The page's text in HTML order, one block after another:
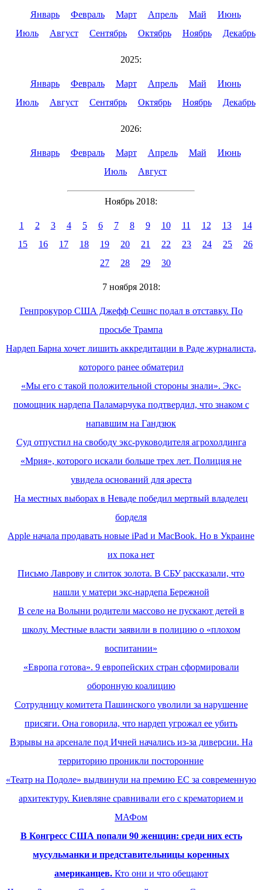
Январь Февраль Март Апрель Май
Июнь
Июль
Август Сентябрь Октябрь Ноябрь Декабрь
2025:
Январь Февраль Март Апрель Май
Июнь
Июль
Август Сентябрь Октябрь Ноябрь Декабрь
2026:
Январь Февраль Март Апрель Май
Июнь
Июль
Август
Ноябрь 2018:
1 2 3 4 5 6 7 8 9 10 11 12 13
14
15
16 17 18 19 20 21 22 23 24 25
26
27
28 29 30
7 ноября 2018:
Генпрокурор США Джефф Сешнс подал в отставку. По
просьбе Трампа
Нардеп Барна хочет лишить аккредитации в Раде журналиста,
которого ранее обматерил
«Мы его с такой положительной стороны знали». Экс-
помощник нардепа Паламарчука подтвердил, что знаком с
напавшим на Гандзюк
Суд отпустил на свободу экс-руководителя агрохолдинга
«Мрия», которого искали больше трех лет. Полиция не
увидела оснований для ареста
На местных выборах в Неваде победил мертвый владелец
борделя
Apple начала продавать новые iPad и MacBook. Но в Украине
их пока нет
Письмо Лаврову и слиток золота. В СБУ рассказали, что
нашли у матери экс-нардепа Бережной
В селе на Волыни родители массово не пускают детей в
школу. Местные власти заявили в полицию о «плохом
воспитании»
«Европа готова». 9 европейских стран сформировали
оборонную коалицию
Сотрудницу комитета Пашинского уволили за нарушение
присяги. Она говорила, что нардеп угрожал ее убить
Взрывы на арсенале под Ичней начались из-за диверсии. На
территорию проникли посторонние
«Театр на Подоле» выдвинули на премию ЕС за современную
архитектуру. Киевляне сравнивали его с крематорием и
МАФом
В Конгресс США попали 90 женщин: среди них есть
мусульманки и представительницы коренных
американцев. Кто они и что обещают